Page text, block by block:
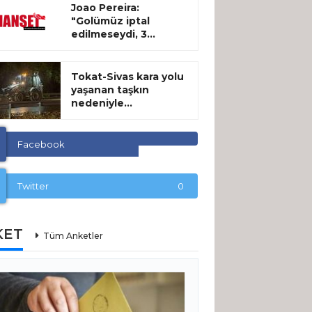
Joao Pereira:
"Golümüz iptal
edilmeseydi, 3...
Tokat-Sivas kara yolu
yaşanan taşkın
nedeniyle...
Facebook
Twitter 0
Tüm Anketler